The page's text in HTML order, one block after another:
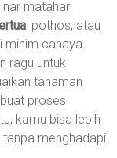
matahari
, pothos, atau
minim cahaya.
ragu untuk
tanaman
proses
kamu bisa lebih
menghadapi